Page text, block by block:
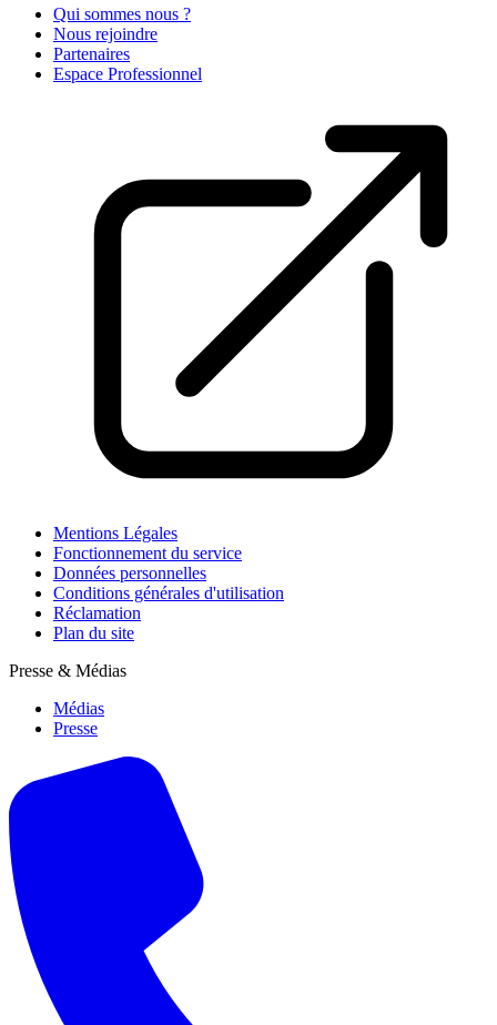
Qui sommes nous ?
Nous rejoindre
Partenaires
Espace Professionnel
Mentions Légales
Fonctionnement du service
Données personnelles
Conditions générales d'utilisation
Réclamation
Plan du site
Presse & Médias
Médias
Presse